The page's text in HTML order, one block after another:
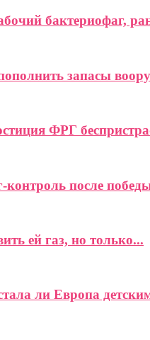
бактериофаг,
запасы
ФРГ
после
ей газ, но только...
ли Европа